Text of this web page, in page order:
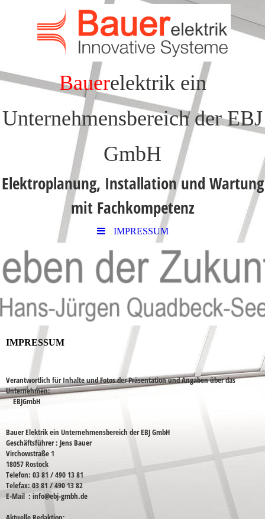
Bauerelektrik ein
Unternehmensbereich der EBJ
GmbH
Elektroplanung, Installation und Wartung
mit Fachkompetenz
IMPRESSUM
IMPRESSUM
Verantwortlich für Inhalte und Fotos der Präsentation und Angaben über das
Unternehmen:
EBJGmbH
Bauer Elektrik ein Unternehmensbereich der EBJ GmbH
Geschäftsführer : Jens Bauer
Virchowstraße 1
18057 Rostock
Telefon: 03 81 / 490 13 81
Telefax:03 81 / 490 13 82
E-Mail : info@ebj-gmbh.de